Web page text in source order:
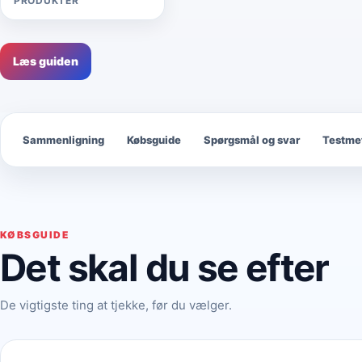
Læs guiden
Sammenligning Købsguide Spørgsmål og svar
KØBSGUIDE
Det skal du se efter
De vigtigste ting at tjekke, før du vælger.